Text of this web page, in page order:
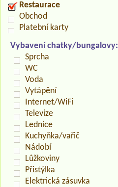
Restaurace
Obchod
Platební karty
Vybavení chatky/bungalovy:
Sprcha
WC
Voda
Vytápění
Internet/WiFi
Televize
Lednice
Kuchyňka/vařič
Nádobí
Lůžkoviny
Přistýlka
Elektrická zásuvka